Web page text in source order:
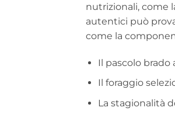
nutrizionali, come
autentici può
come la
Il pascolo
Il foraggio
La stagionalità